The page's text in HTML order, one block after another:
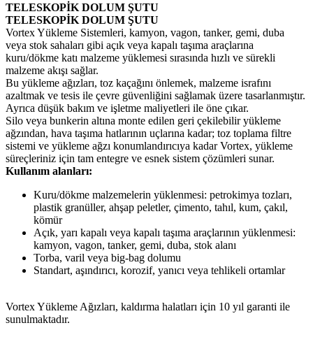
TELESKOPİK DOLUM ŞUTU
TELESKOPİK DOLUM ŞUTU
Vortex Yükleme Sistemleri, kamyon, vagon, tanker, gemi, duba
veya stok sahaları gibi açık veya kapalı taşıma araçlarına
kuru/dökme katı malzeme yüklemesi sırasında hızlı ve sürekli
malzeme akışı sağlar.
Bu yükleme ağızları, toz kaçağını önlemek, malzeme israfını
azaltmak ve tesis ile çevre güvenliğini sağlamak üzere tasarlanmıştır.
Ayrıca düşük bakım ve işletme maliyetleri ile öne çıkar.
Silo veya bunkerin altına monte edilen geri çekilebilir yükleme
ağzından, hava taşıma hatlarının uçlarına kadar; toz toplama filtre
sistemi ve yükleme ağzı konumlandırıcıya kadar Vortex, yükleme
süreçleriniz için tam entegre ve esnek sistem çözümleri sunar.
Kullanım alanları:
Kuru/dökme malzemelerin yüklenmesi: petrokimya tozları,
plastik granüller, ahşap peletler, çimento, tahıl, kum, çakıl,
kömür
Açık, yarı kapalı veya kapalı taşıma araçlarının yüklenmesi:
kamyon, vagon, tanker, gemi, duba, stok alanı
Torba, varil veya big-bag dolumu
Standart, aşındırıcı, korozif, yanıcı veya tehlikeli ortamlar
Vortex Yükleme Ağızları, kaldırma halatları için 10 yıl garanti ile
sunulmaktadır.